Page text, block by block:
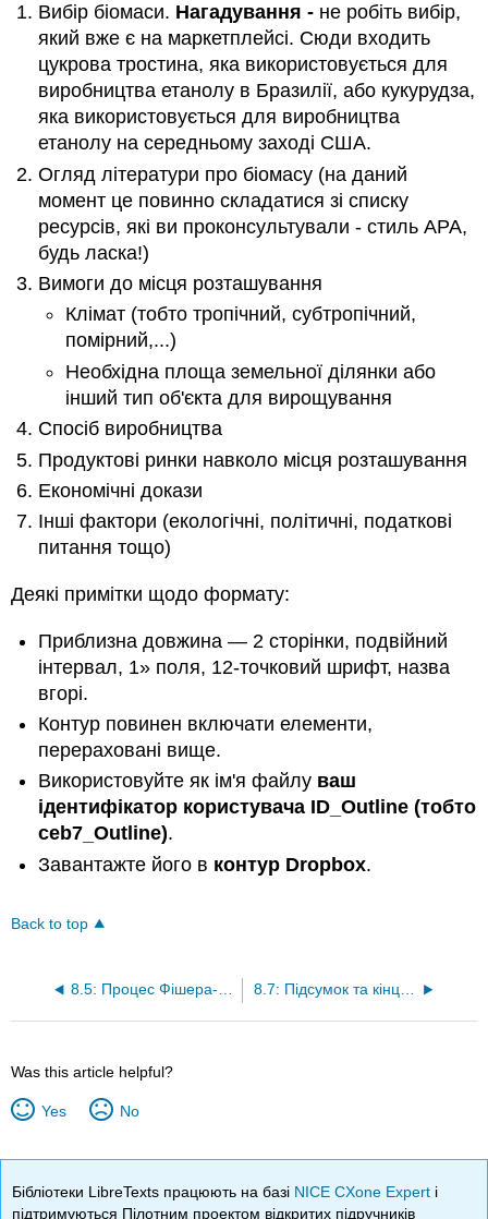
Вибір біомаси. Нагадування - не робіть вибір,
який вже є на маркетплейсі. Сюди входить
цукрова тростина, яка використовується для
виробництва етанолу в Бразилії, або кукурудза,
яка використовується для виробництва
етанолу на середньому заході США.
Огляд літератури про біомасу (на даний
момент це повинно складатися зі списку
ресурсів, які ви проконсультували - стиль APA,
будь ласка!)
Вимоги до місця розташування
Клімат (тобто тропічний, субтропічний,
помірний,...)
Необхідна площа земельної ділянки або
інший тип об'єкта для вирощування
Спосіб виробництва
Продуктові ринки навколо місця розташування
Економічні докази
Інші фактори (екологічні, політичні, податкові
питання тощо)
Деякі примітки щодо формату:
Приблизна довжина — 2 сторінки, подвійний
інтервал, 1» поля, 12-точковий шрифт, назва
вгорі.
Контур повинен включати елементи,
перераховані вище.
Використовуйте як ім'я файлу ваш
ідентифікатор користувача ID_Outline (тобто
ceb7_Outline).
Завантажте його в контур Dropbox.
Back to top
Was this article helpful?
Yes No
Бібліотеки LibreTexts працюють на базі NICE CXone Expert і
підтримуються Пілотним проектом відкритих підручників